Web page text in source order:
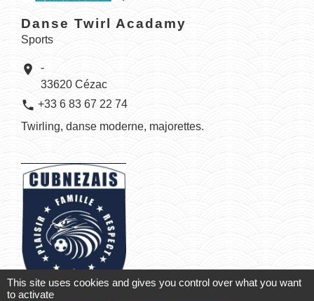
Danse Twirl Acadamy
Sports
location_on
-
33620 Cézac
phone +33 6 83 67 22 74
Twirling, danse moderne, majorettes.
This site uses cookies and gives you control over what you want
to activate